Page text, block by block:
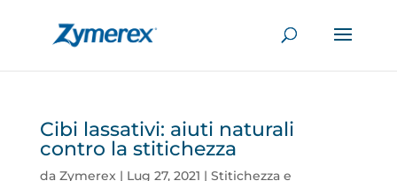
Cibi lassativi: aiuti naturali
contro la stitichezza
da Zymerex| Lug 27, 2021 | Stitichezza e